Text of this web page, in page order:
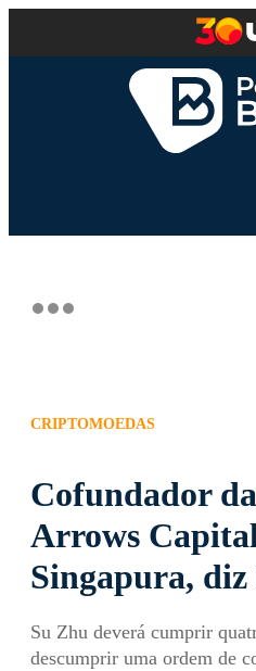
CRIPTOMOEDAS
Cofundador
Arrows
Singapura,
Su Zhu deverá cumprir
descumprir uma ordem de